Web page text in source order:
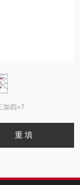
加四=7